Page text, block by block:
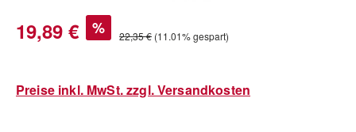
Verkaufspreis:
19,89 € % Regulärer Preis:
22,35 € (11.01% gespart)
Preise inkl. MwSt. zzgl. Versandkosten